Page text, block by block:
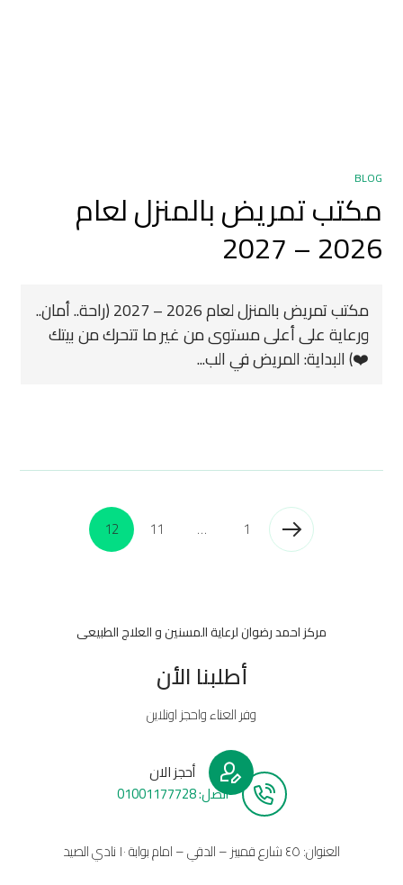
BLOG
مكتب تمريض بالمنزل لعام
2026 – 2027
مكتب تمريض بالمنزل لعام 2026 – 2027 (راحة.. أمان..
ورعاية على أعلى مستوى من غير ما تتحرك من بيتك
❤️) البداية: المريض في الب...
1
…
11
12
مركز احمد رضوان لرعاية المسنين و العلاج الطبيعى
أطلبنا الأن
وفر العناء واحجز اونلاين
أحجز الان
أتصل: 01001177728
العنوان: ٤٥ شارع قمبيز – الدقي – امام بوابة ١٠ نادي الصيد